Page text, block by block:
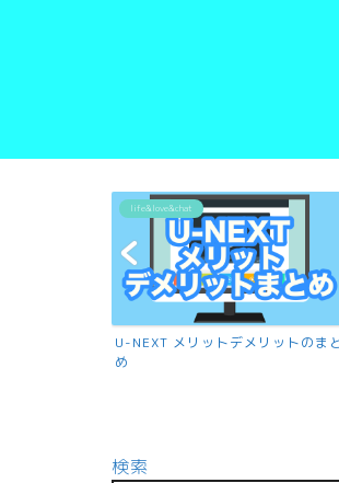
life&love&chat
U-NEXT メリットデメリットのまと
め
検索